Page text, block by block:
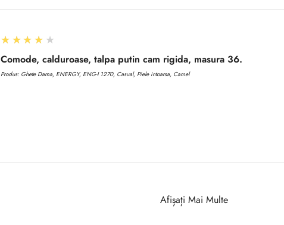
4
★★★★★
Comode, calduroase, talpa putin cam rigida, masura 36.
Produs: Ghete Dama, ENERGY, ENG-I 1270, Casual, Piele intoarsa, Camel
Afișați Mai Multe